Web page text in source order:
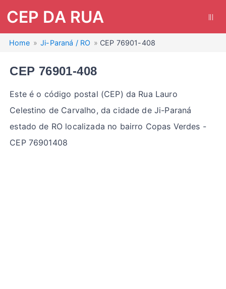
CEP DA RUA
Home Ji-Paraná / RO CEP 76901-408
CEP 76901-408
Este é o código postal (CEP) da Rua Lauro
Celestino de Carvalho, da cidade de Ji-Paraná
estado de RO localizada no bairro Copas Verdes -
CEP 76901408